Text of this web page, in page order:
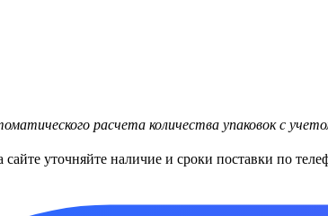
расчета количества упаковок с
уточняйте наличие и сроки поставки по